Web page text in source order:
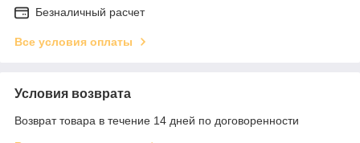
Безналичный расчет
Все условия оплаты
Условия возврата
Возврат товара в течение 14 дней по договоренности